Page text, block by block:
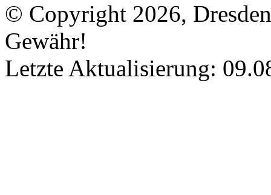
© Copyright 2026,
Gewähr!
Letzte Aktualisierung: